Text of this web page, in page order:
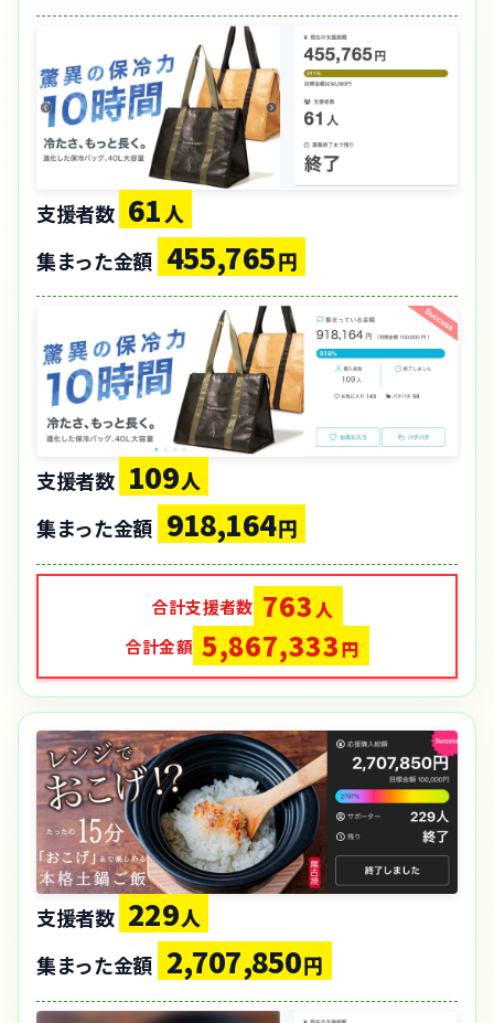
支援者数 61人
集まった金額 455,765円
支援者数 109人
集まった金額 918,164円
合計支援者数 763人
合計金額 5,867,333円
支援者数 229人
集まった金額 2,707,850円